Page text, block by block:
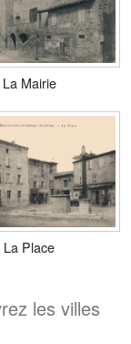
La Mairie
La Place
les villes